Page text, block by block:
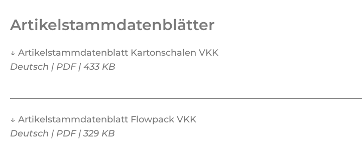
Artikelstammdatenblätter
↓ Artikelstammdatenblatt Kartonschalen VKK
Deutsch | PDF | 433 KB
↓ Artikelstammdatenblatt Flowpack VKK
Deutsch | PDF | 329 KB